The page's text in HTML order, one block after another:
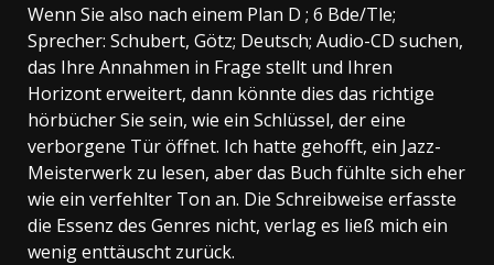
Wenn Sie also nach einem Plan D ; 6 Bde/Tle;
Sprecher: Schubert, Götz; Deutsch; Audio-CD suchen,
das Ihre Annahmen in Frage stellt und Ihren
Horizont erweitert, dann könnte dies das richtige
hörbücher Sie sein, wie ein Schlüssel, der eine
verborgene Tür öffnet. Ich hatte gehofft, ein Jazz-
Meisterwerk zu lesen, aber das Buch fühlte sich eher
wie ein verfehlter Ton an. Die Schreibweise erfasste
die Essenz des Genres nicht, verlag es ließ mich ein
wenig enttäuscht zurück.